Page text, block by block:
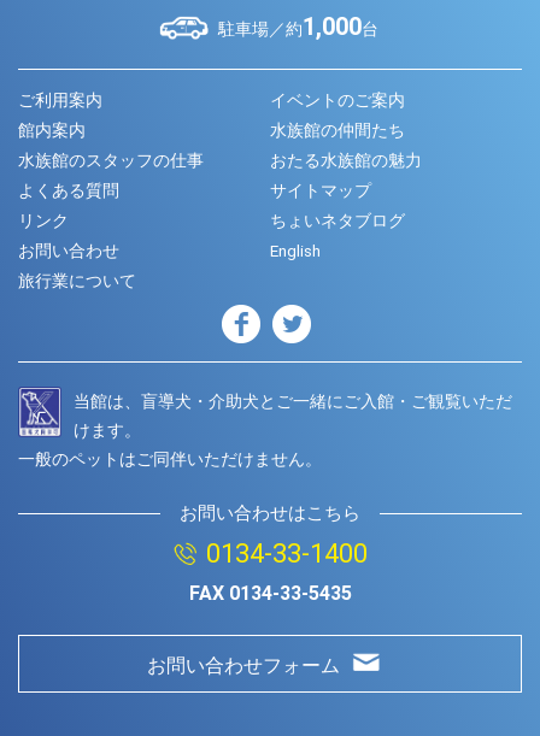
駐車場／約1,000台
ご利用案内
イベントのご案内
館内案内
水族館の仲間たち
水族館のスタッフの仕事
おたる水族館の魅力
よくある質問
サイトマップ
リンク
ちょいネタブログ
お問い合わせ
English
旅行業について
当館は、盲導犬・介助犬とご一緒にご入館・ご観覧いただ
けます。
一般のペットはご同伴いただけません。
お問い合わせはこちら
0134-33-1400
FAX 0134-33-5435
お問い合わせフォーム